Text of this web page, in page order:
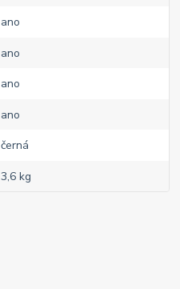
ano
ano
ano
ano
černá
3,6 kg